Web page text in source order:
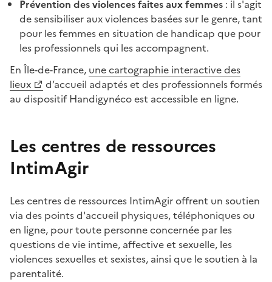
Prévention des violences faites aux femmes : il s'agit
de sensibiliser aux violences basées sur le genre, tant
pour les femmes en situation de handicap que pour
les professionnels qui les accompagnent.
En Île-de-France, une cartographie interactive des
lieux
d’accueil adaptés et des professionnels formés
au dispositif Handigynéco est accessible en ligne.
Les centres de ressources
IntimAgir
Les centres de ressources IntimAgir offrent un soutien
via des points d'accueil physiques, téléphoniques ou
en ligne, pour toute personne concernée par les
questions de vie intime, affective et sexuelle, les
violences sexuelles et sexistes, ainsi que le soutien à la
parentalité.